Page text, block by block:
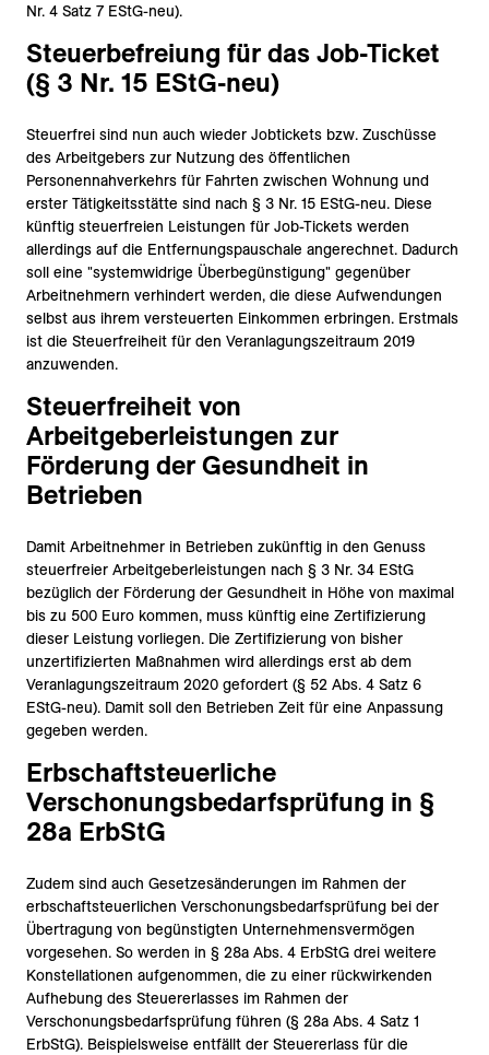
Nr. 4 Satz 7 EStG-neu).
Steuerbefreiung für das Job-Ticket
(§ 3 Nr. 15 EStG-neu)
Steuerfrei sind nun auch wieder Jobtickets bzw. Zuschüsse
des Arbeitgebers zur Nutzung des öffentlichen
Personennahverkehrs für Fahrten zwischen Wohnung und
erster Tätigkeitsstätte sind nach § 3 Nr. 15 EStG-neu. Diese
künftig steuerfreien Leistungen für Job-Tickets werden
allerdings auf die Entfernungspauschale angerechnet. Dadurch
soll eine "systemwidrige Überbegünstigung" gegenüber
Arbeitnehmern verhindert werden, die diese Aufwendungen
selbst aus ihrem versteuerten Einkommen erbringen. Erstmals
ist die Steuerfreiheit für den Veranlagungszeitraum 2019
anzuwenden.
Steuerfreiheit von
Arbeitgeberleistungen zur
Förderung der Gesundheit in
Betrieben
Damit Arbeitnehmer in Betrieben zukünftig in den Genuss
steuerfreier Arbeitgeberleistungen nach § 3 Nr. 34 EStG
bezüglich der Förderung der Gesundheit in Höhe von maximal
bis zu 500 Euro kommen, muss künftig eine Zertifizierung
dieser Leistung vorliegen. Die Zertifizierung von bisher
unzertifizierten Maßnahmen wird allerdings erst ab dem
Veranlagungszeitraum 2020 gefordert (§ 52 Abs. 4 Satz 6
EStG-neu). Damit soll den Betrieben Zeit für eine Anpassung
gegeben werden.
Erbschaftsteuerliche
Verschonungsbedarfsprüfung in §
28a ErbStG
Zudem sind auch Gesetzesänderungen im Rahmen der
erbschaftsteuerlichen Verschonungsbedarfsprüfung bei der
Übertragung von begünstigten Unternehmensvermögen
vorgesehen. So werden in § 28a Abs. 4 ErbStG drei weitere
Konstellationen aufgenommen, die zu einer rückwirkenden
Aufhebung des Steuererlasses im Rahmen der
Verschonungsbedarfsprüfung führen (§ 28a Abs. 4 Satz 1
ErbStG). Beispielsweise entfällt der Steuererlass für die